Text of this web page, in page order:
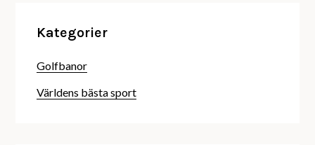
Kategorier
Golfbanor
Världens bästa sport